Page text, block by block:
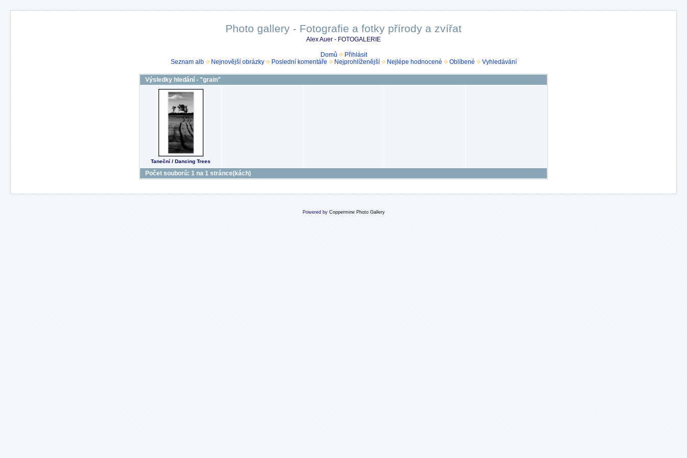
Photo gallery - Fotografie a fotky přírody a zvířat
Alex Auer - FOTOGALERIE
Domů
Přihlásit
Seznam alb
Nejnovější obrázky Poslední komentáře Nejprohlíženější Nejlépe hodnocené Oblíbené Vyhledávání
Výsledky hledání - "grain"
Taneční / Dancing Trees
Počet souborů: 1 na 1 stránce(kách)
Powered by Coppermine Photo Gallery